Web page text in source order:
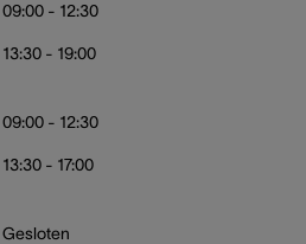
09:00 - 12:30
13:30 - 19:00
09:00 - 12:30
13:30 - 17:00
Gesloten